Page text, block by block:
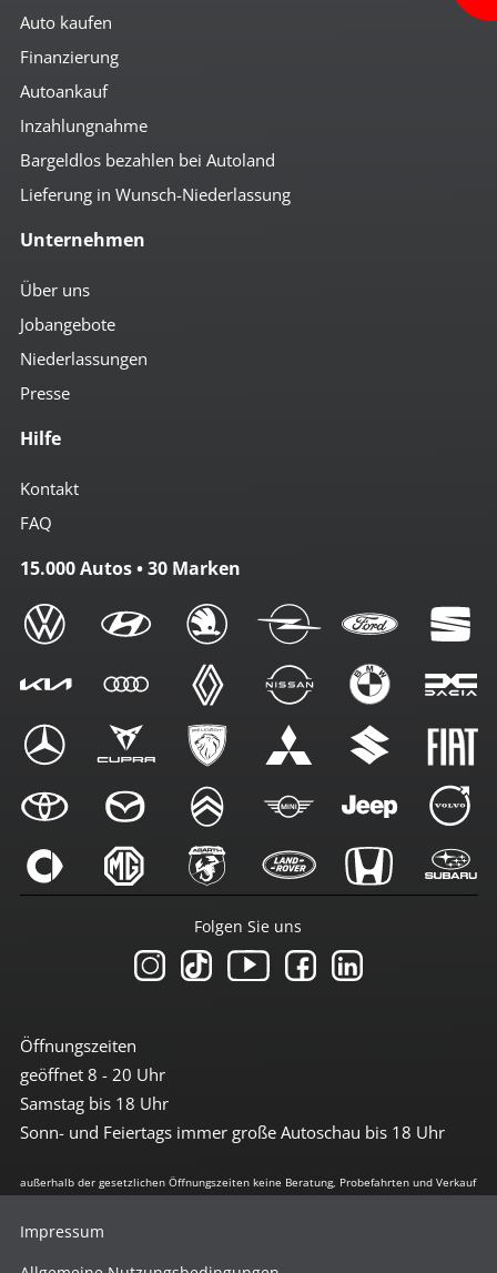
Auto kaufen
Finanzierung
Autoankauf
Inzahlungnahme
Bargeldlos bezahlen bei Autoland
Lieferung in Wunsch-Niederlassung
Unternehmen
Über uns
Jobangebote
Niederlassungen
Presse
Hilfe
Kontakt
FAQ
15.000 Autos • 30 Marken
Öffnungszeiten
geöffnet 8 - 20 Uhr
Samstag bis 18 Uhr
Sonn- und Feiertags immer große Autoschau bis 18 Uhr
Folgen Sie uns
außerhalb der gesetzlichen Öffnungszeiten keine Beratung, Probefahrten und Verkauf
Impressum